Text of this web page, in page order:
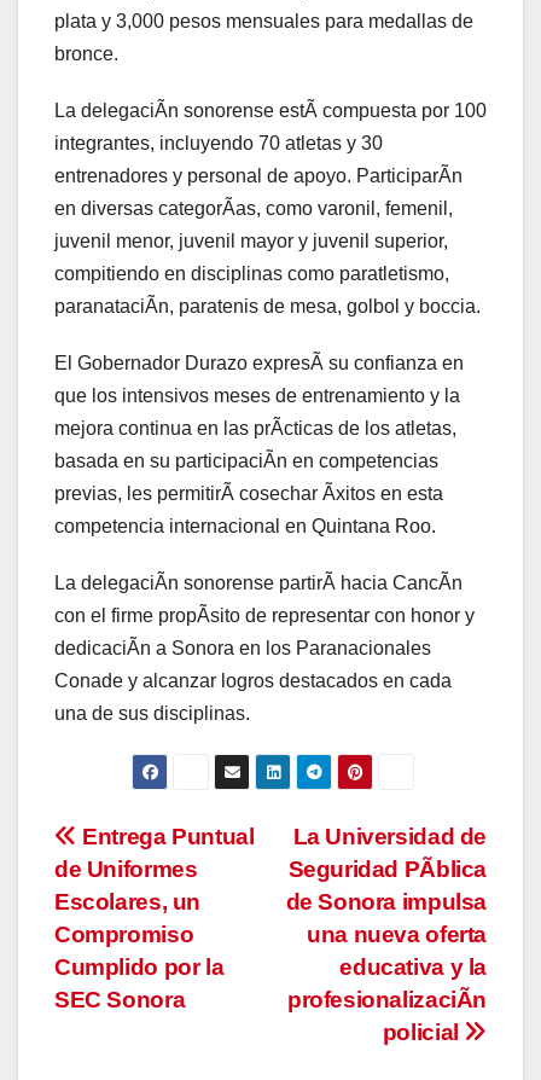
plata y 3,000 pesos mensuales para medallas de
bronce.
La delegaciÃn sonorense estÃ compuesta por 100
integrantes, incluyendo 70 atletas y 30
entrenadores y personal de apoyo. ParticiparÃn
en diversas categorÃas, como varonil, femenil,
juvenil menor, juvenil mayor y juvenil superior,
compitiendo en disciplinas como paratletismo,
paranataciÃn, paratenis de mesa, golbol y boccia.
El Gobernador Durazo expresÃ su confianza en
que los intensivos meses de entrenamiento y la
mejora continua en las prÃcticas de los atletas,
basada en su participaciÃn en competencias
previas, les permitirÃ cosechar Ãxitos en esta
competencia internacional en Quintana Roo.
La delegaciÃn sonorense partirÃ hacia CancÃn
con el firme propÃsito de representar con honor y
dedicaciÃn a Sonora en los Paranacionales
Conade y alcanzar logros destacados en cada
una de sus disciplinas.
Navegación
de
entradas
La Universidad de
Seguridad PÃblica
de Sonora impulsa
una nueva oferta
educativa y la
profesionalizaciÃn
policial
Entrega Puntual
de Uniformes
Escolares, un
Compromiso
Cumplido por la
SEC Sonora